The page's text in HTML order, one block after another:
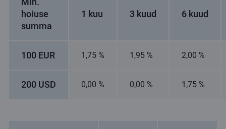
hoiuse
summa
1 kuu 3 kuud 6 kuud
100 EUR 1,75 % 1,95 % 2,00 %
200 USD 0,00 % 0,00 % 1,75 %